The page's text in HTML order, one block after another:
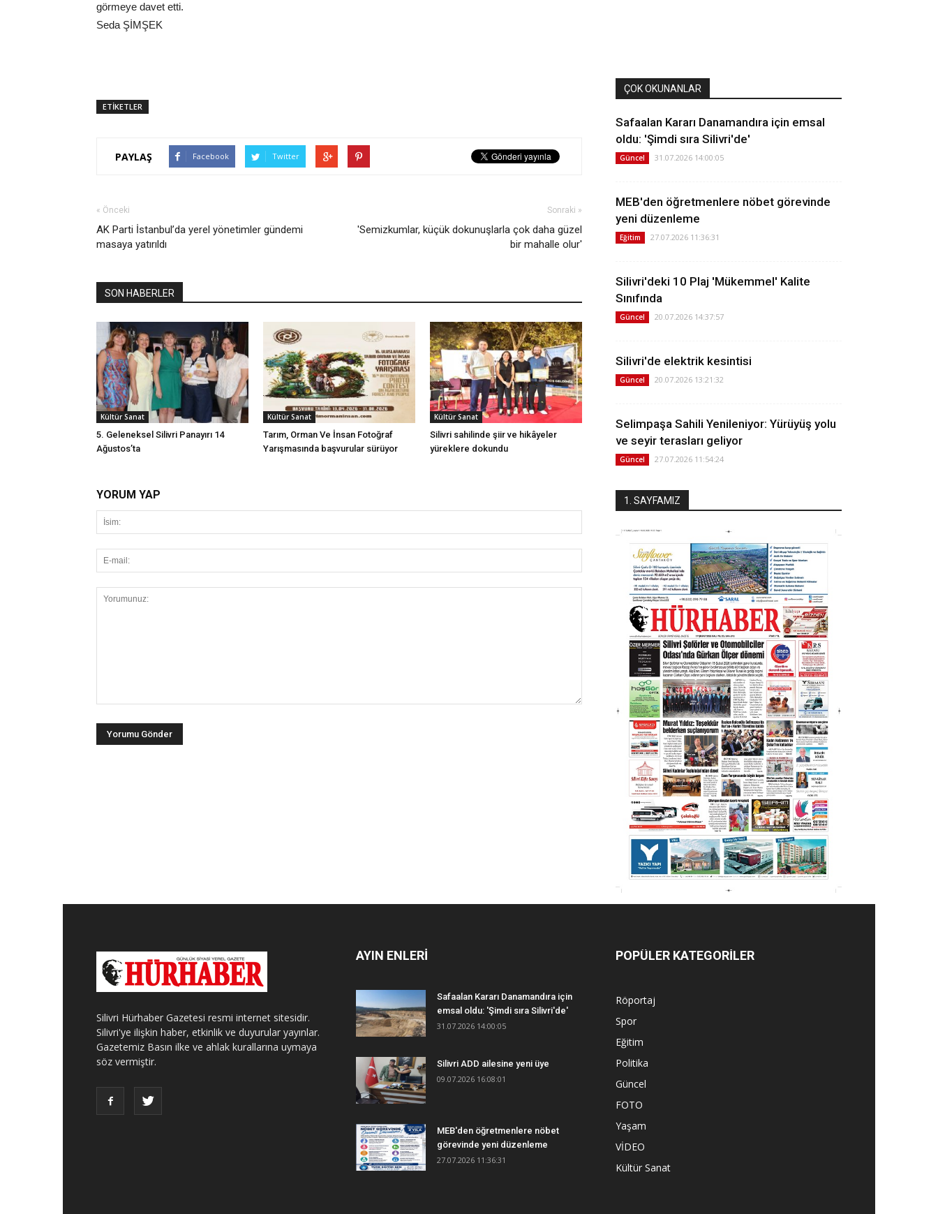
görmeye davet etti.
Seda ŞİMŞEK
ETİKETLER
PAYLAŞ Facebook Twitter
« Önceki
AK Parti İstanbul’da yerel yönetimler gündemi
masaya yatırıldı
Sonraki »
'Semizkumlar, küçük dokunuşlarla çok daha güzel
bir mahalle olur'
SON HABERLER
Kültür Sanat
5. Geleneksel Silivri Panayırı 14
Ağustos’ta
Kültür Sanat
Tarım, Orman Ve İnsan Fotoğraf
Yarışmasında başvurular sürüyor
Kültür Sanat
Silivri sahilinde şiir ve hikâyeler
yüreklere dokundu
YORUM YAP
ÇOK OKUNANLAR
Safaalan Kararı Danamandıra için emsal
oldu: 'Şimdi sıra Silivri'de'
Güncel 31.07.2026 14:00:05
MEB'den öğretmenlere nöbet görevinde
yeni düzenleme
Eğitim 27.07.2026 11:36:31
Silivri'deki 10 Plaj 'Mükemmel' Kalite
Sınıfında
Güncel 20.07.2026 14:37:57
Silivri'de elektrik kesintisi
Güncel 20.07.2026 13:21:32
Selimpaşa Sahili Yenileniyor: Yürüyüş yolu
ve seyir terasları geliyor
Güncel 27.07.2026 11:54:24
1. SAYFAMIZ
Silivri Hürhaber Gazetesi resmi internet sitesidir.
Silivri'ye ilişkin haber, etkinlik ve duyurular yayınlar.
Gazetemiz Basın ilke ve ahlak kurallarına uymaya
söz vermiştir.
AYIN ENLERİ
Safaalan Kararı Danamandıra için
emsal oldu: 'Şimdi sıra Silivri'de'
31.07.2026 14:00:05
Silivri ADD ailesine yeni üye
09.07.2026 16:08:01
MEB'den öğretmenlere nöbet
görevinde yeni düzenleme
27.07.2026 11:36:31
POPÜLER KATEGORİLER
Röportaj
Spor
Eğitim
Politika
Güncel
FOTO
Yaşam
VİDEO
Kültür Sanat